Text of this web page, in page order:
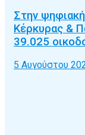
Στην
Κέρκυρας &
39.025
5 Αυγούστου